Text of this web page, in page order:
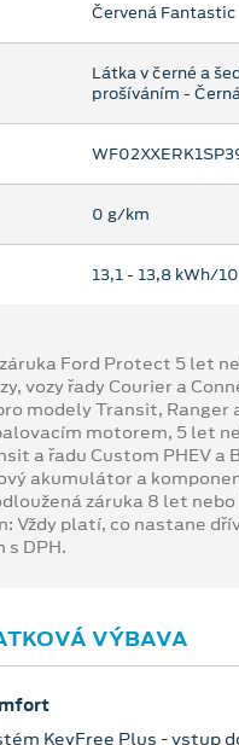
Červená Fantastic
Látka v černé a
prošíváním -
0 g/km
13,1 ‐ 13,8 kWh/
Ford Protect 5 let
vozy řady Courier a
modely Transit, Ranger
motorem, 5 let
a řadu Custom PHEV a
akumulátor a
záruka 8 let
Vždy platí, co nastane
s DPH.
VÝBAVA
KeyFree Plus - vstup